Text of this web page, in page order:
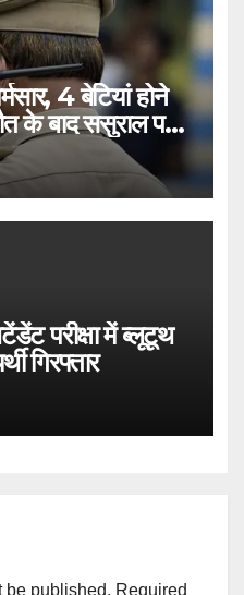
4 बेटियां होने
के बाद ससुराल पक्ष
परीक्षा में ब्लूटूथ
गिरफ्तार
be published. Required